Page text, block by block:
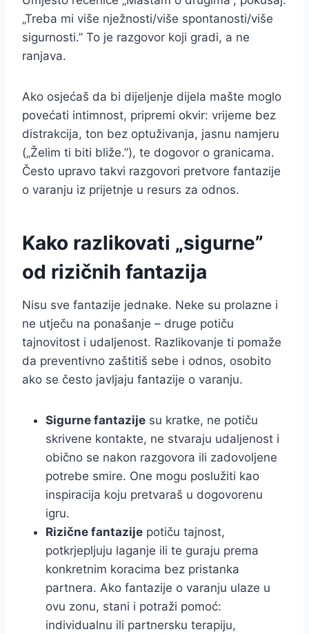
„Treba mi više nježnosti/više spontanosti/više
sigurnosti.” To je razgovor koji gradi, a ne
ranjava.
Ako osjećaš da bi dijeljenje dijela mašte moglo
povećati intimnost, pripremi okvir: vrijeme bez
distrakcija, ton bez optuživanja, jasnu namjeru
(„Želim ti biti bliže.”), te dogovor o granicama.
Često upravo takvi razgovori pretvore fantazije
o varanju iz prijetnje u resurs za odnos.
Kako razlikovati „sigurne”
od rizičnih fantazija
Nisu sve fantazije jednake. Neke su prolazne i
ne utječu na ponašanje – druge potiču
tajnovitost i udaljenost. Razlikovanje ti pomaže
da preventivno zaštitiš sebe i odnos, osobito
ako se često javljaju fantazije o varanju.
Sigurne fantazije su kratke, ne potiču
skrivene kontakte, ne stvaraju udaljenost i
obično se nakon razgovora ili zadovoljene
potrebe smire. One mogu poslužiti kao
inspiracija koju pretvaraš u dogovorenu
igru.
Rizične fantazije potiču tajnost,
potkrjepljuju laganje ili te guraju prema
konkretnim koracima bez pristanka
partnera. Ako fantazije o varanju ulaze u
ovu zonu, stani i potraži pomoć:
individualnu ili partnersku terapiju,